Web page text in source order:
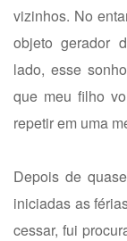
vizinhos. No
objeto gerador
lado, esse
que meu filho
repetir em uma
Depois de
iniciadas as
cessar, fui